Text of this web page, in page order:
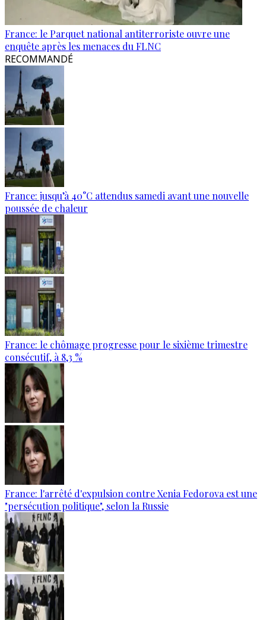
France: le Parquet national antiterroriste ouvre une
enquête après les menaces du FLNC
RECOMMANDÉ
France: jusqu’à 40°C attendus samedi avant une nouvelle
poussée de chaleur
France: le chômage progresse pour le sixième trimestre
consécutif, à 8,3 %
France: l'arrêté d'expulsion contre Xenia Fedorova est une
"persécution politique", selon la Russie